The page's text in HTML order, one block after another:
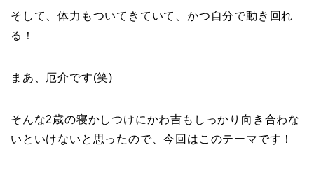
そして、体力もついてきていて、かつ自分で動き回れ
る！
まあ、厄介です(笑)
そんな2歳の寝かしつけにかわ吉もしっかり向き合わな
いといけないと思ったので、今回はこのテーマです！